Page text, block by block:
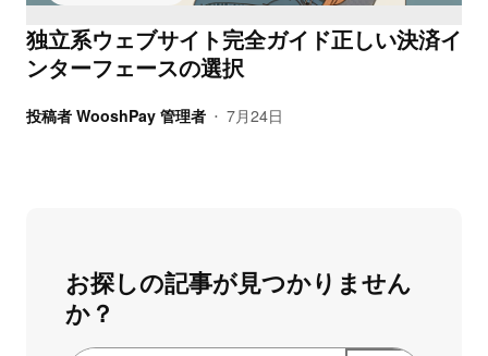
独立系ウェブサイト完全ガイド正しい決済イ
ンターフェースの選択
投稿者 WooshPay 管理者 • 7月24日
お探しの記事が見つかりません
か？